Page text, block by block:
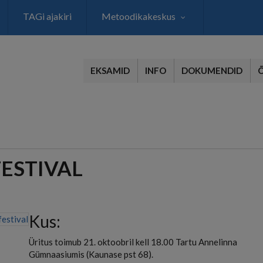
TAGi ajakiri Metoodikakeskus
EKSAMID INFO DOKUMENDID
Kus:
Üritus toimub 21. oktoobril kell 18.00 Tartu Annelinna
Gümnaasiumis (Kaunase pst 68).